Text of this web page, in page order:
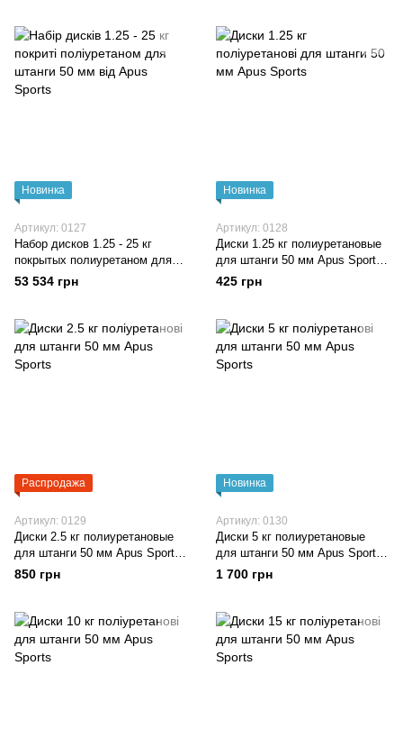
Новинка
Артикул: 0127
Набор дисков 1.25 - 25 кг
покрытых полиуретаном для
штанги 50 мм от Apus Sports
Mercury Olympic
53 534 грн
Новинка
Артикул: 0128
Диски 1.25 кг полиуретановые
для штанги 50 мм Apus Sports
Mercury Olympic
425 грн
Распродажа
Артикул: 0129
Диски 2.5 кг полиуретановые
для штанги 50 мм Apus Sports
Mercury Olympic
850 грн
Новинка
Артикул: 0130
Диски 5 кг полиуретановые
для штанги 50 мм Apus Sports
Mercury Olympic
1 700 грн